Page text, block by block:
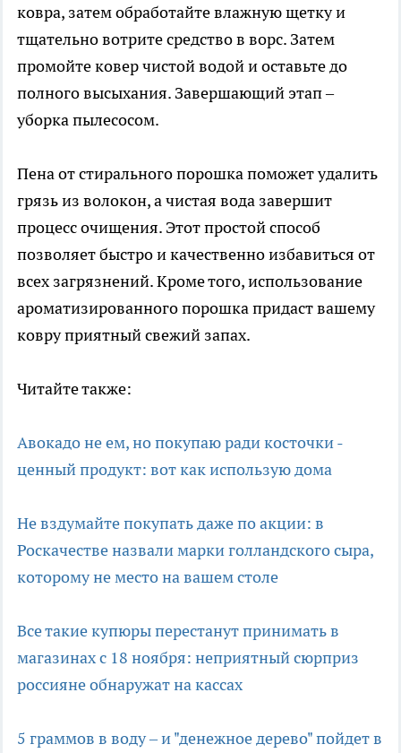
ковра, затем обработайте влажную щетку и
тщательно вотрите средство в ворс. Затем
промойте ковер чистой водой и оставьте до
полного высыхания. Завершающий этап –
уборка пылесосом.
Пена от стирального порошка поможет удалить
грязь из волокон, а чистая вода завершит
процесс очищения. Этот простой способ
позволяет быстро и качественно избавиться от
всех загрязнений. Кроме того, использование
ароматизированного порошка придаст вашему
ковру приятный свежий запах.
Читайте также:
Авокадо не ем, но покупаю ради косточки -
ценный продукт: вот как использую дома
Не вздумайте покупать даже по акции: в
Роскачестве назвали марки голландского сыра,
которому не место на вашем столе
Все такие купюры перестанут принимать в
магазинах с 18 ноября: неприятный сюрприз
россияне обнаружат на кассах
5 граммов в воду – и "денежное дерево" пойдет в